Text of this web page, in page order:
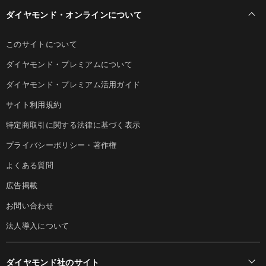
ダイヤモンド・オンラインについて
このサイトについて
ダイヤモンド・プレミアムについて
ダイヤモンド・プレミアム活用ガイド
サイト利用規約
特定商取引に関する法律に基づく表示
プライバシーポリシー・著作権
よくある質問
広告掲載
お問い合わせ
法人導入について
ダイヤモンド社のサイト